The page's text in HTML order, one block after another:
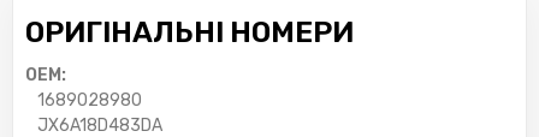
ОРИГІНАЛЬНІ НОМЕРИ
OEM:
1689028980
JX6A18D483DA